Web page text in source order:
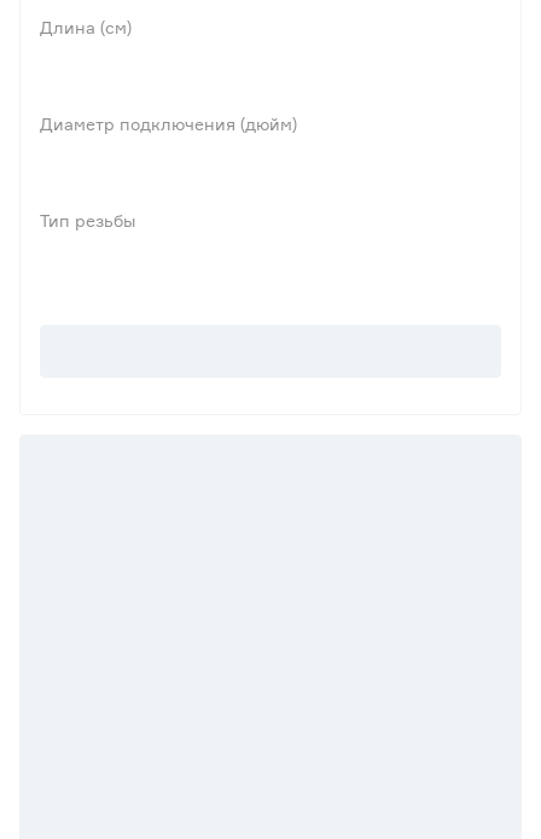
Длина (см)
Диаметр подключения (дюйм)
Тип резьбы